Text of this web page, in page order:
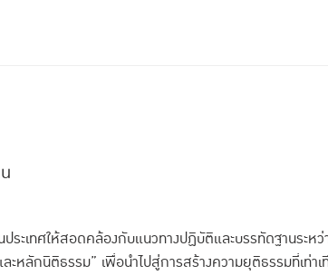
ระเทศให้สอดคล้องกับแนวทางปฏิบัติและบรรทัดฐานระห
หลักนิติธรรม” เพื่อนำไปสู่การสร้างความยุติธรรมที่เท่าเ